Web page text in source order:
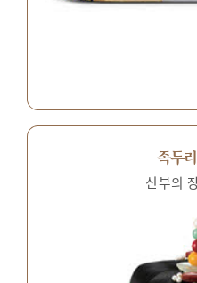
족두
신부의